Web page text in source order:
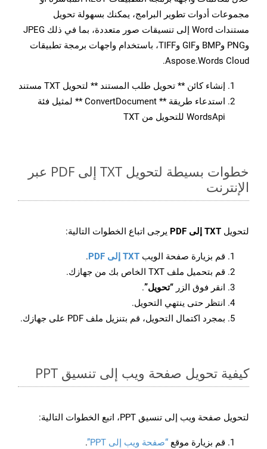
مجموعات أدوات تطوير البرامج، يمكنك بسهولة تحويل
مستندات Word إلى تنسيقات صور متعددة، بما في ذلك JPEG
وPNG وBMP وGIF وTIFF، باستخدام واجهات برمجة تطبيقات
Aspose.Words Cloud.
إنشاء كائن ** تحويل طلب المستند ** لتحويل TXT مستند
استدعاء طريقة ** ConvertDocument ** لمثيل فئة
WordsApi للتحويل من TXT
خطوات بسيطة لتحويل TXT إلى PDF عبر
الإنترنت
لتحويل TXT إلى PDF يرجى اتباع الخطوات التالية:
قم بزيارة صفحة الويب TXT إلى PDF
.
قم بتحميل ملف TXT الخاص بك من جهازك.
انقر فوق الزر “تحويل”.
انتظر حتى ينتهي التحويل.
بمجرد اكتمال التحويل، قم بتنزيل ملف PDF على جهازك.
كيفية تحويل صفحة ويب إلى تنسيق PPT
لتحويل صفحة ويب إلى تنسيق PPT، اتبع الخطوات التالية:
قم بزيارة موقع “صفحة ويب إلى PPT”
.